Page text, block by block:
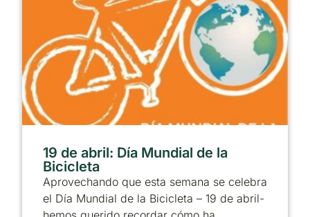
19 de abril: Día Mundial de la
Bicicleta
Aprovechando que esta semana se celebra
el Día Mundial de la Bicicleta – 19 de abril-